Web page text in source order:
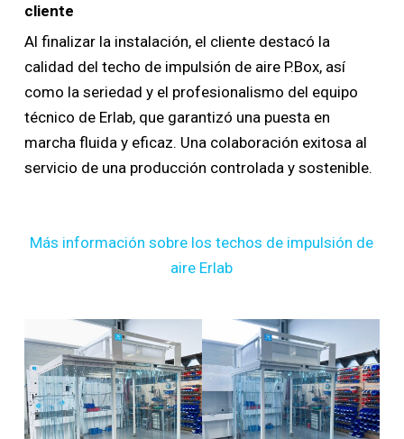
cliente
Al finalizar la instalación, el cliente destacó la
calidad del techo de impulsión de aire P.Box, así
como la seriedad y el profesionalismo del equipo
técnico de Erlab, que garantizó una puesta en
marcha fluida y eficaz. Una colaboración exitosa al
servicio de una producción controlada y sostenible.
Más información sobre los techos de impulsión de
aire Erlab